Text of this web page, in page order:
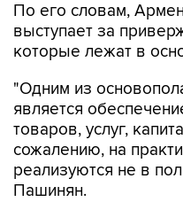
По его словам,
выступает за
которые лежат в
"Одним из
является
товаров, услуг,
сожалению, на
реализуются не в
Пашинян.